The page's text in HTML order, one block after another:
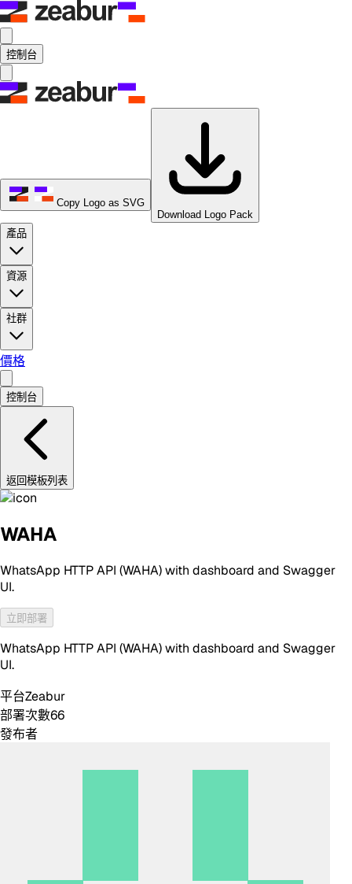
控制台
Copy Logo as SVG
Download Logo Pack
產品
資源
社群
價格
控制台
返回模板列表
WAHA
WhatsApp HTTP API (WAHA) with dashboard and Swagger
UI.
立即部署
WhatsApp HTTP API (WAHA) with dashboard and Swagger
UI.
平台Zeabur
部署次數66
發布者